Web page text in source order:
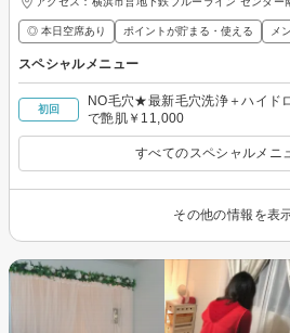
◎ 本日空席あり ポイントが貯まる・使える メ
スペシャルメニュー
初回
NO毛穴★最新毛穴洗浄＋ハイド
で艶肌￥11,000
すべてのスペシャルメニ
その他の情報を表